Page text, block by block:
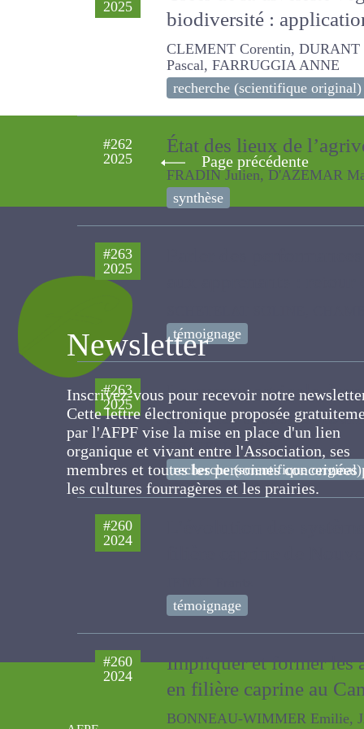
2025
biodiversité :
CLEMENT Corentin, DURANT
ANNE
recherche (scientifique original)
#262
2025 État des lieux de
FRADIN Julien, D'AZEMAR
synthèse
#263
2025
témoignage
#263
2025
Le revenu agricole
selon les systèmes
CHATELLIER Vincent
recherche (scientifique original)
#260
2024
L’évolution des
témoignage
#260
2024
Impliquer et former les
en filière caprine au
BONNEAU-WIMMER Emilie,
Page précédente
Newsletter
Inscrivez-vous pour recevoir notre
Cette lettre électronique proposée
gratuitement par l'AFPF vise la mise en
d'un lien organique et vivant entre
l'Association, ses membres et toutes les
personnes concernées par les cultures
fourragères et les prairies.